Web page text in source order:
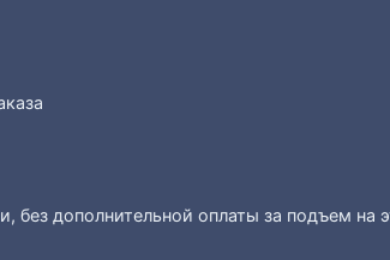
без дополнительной оплаты за подъем на